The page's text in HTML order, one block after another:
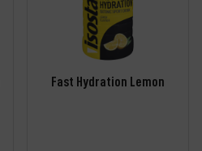
Fast Hydration Lemon